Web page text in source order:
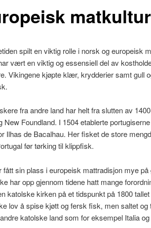
matkultur
spilt en viktig rolle i norsk og europeisk
vært en viktig og essensiell del av
Vikingene kjøpte klær, krydderier samt gull
fra andre land har helt fra slutten av
New Foundland. I 1504 etablerte
Ilhas de Bacalhau. Her fisket de store
før tørking til klippfisk.
sin plass i europeisk mattradisjon mye
har opp gjennom tidene hatt mange
katolske kirken på et tidspunkt på 1800
lov å spise kjøtt og fersk fisk, men saltet
katolske land som for eksempel Italia og